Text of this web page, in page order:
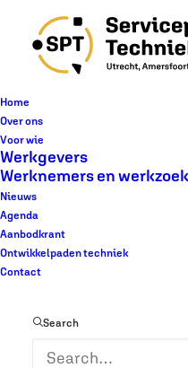
Home
Over ons
Voor wie
Werkgevers
Werknemers en
Nieuws
Agenda
Aanbodkrant
Ontwikkelpaden techniek
Contact
Search
dubbeldik